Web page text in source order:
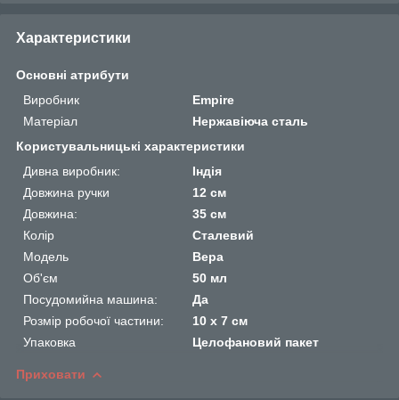
Характеристики
Основні атрибути
Виробник
Empire
Матеріал
Нержавіюча сталь
Користувальницькі характеристики
Дивна виробник:
Індія
Довжина ручки
12 см
Довжина:
35 см
Колір
Сталевий
Мoдель
Вера
Об'єм
50 мл
Посудомийна машина:
Да
Розмір робочої частини:
10 х 7 см
Упаковка
Целофановий пакет
Приховати